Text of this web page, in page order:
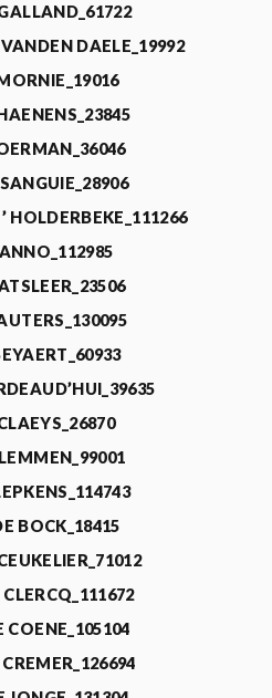
DAELE_19992
HOLDERBEKE_111266
BOCK_18415
COENE_105104